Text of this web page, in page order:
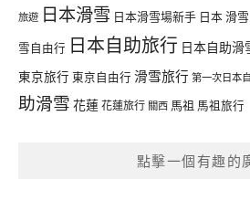
旅遊 日本滑雪 日本滑雪場新手 日本 滑
雪自由行 日本自助旅行 日本自助滑
東京旅行 東京自由行 滑雪旅行 第一次日本
助滑雪 花蓮花蓮旅行 關西 馬祖 馬祖旅行
點擊一個有趣的